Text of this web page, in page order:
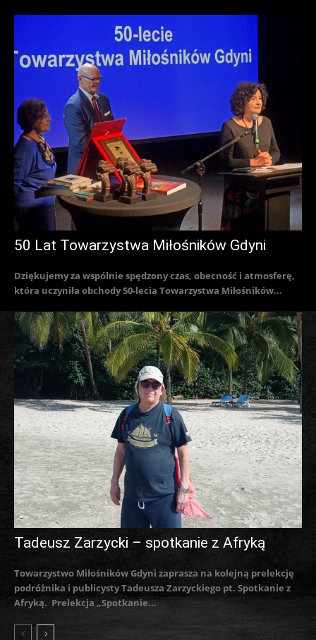
50 Lat Towarzystwa Miłośników Gdyni
Dziękujemy za wspólnie spędzony czas, obecność i atmosferę,
która uczyniła obchody 50-lecia Towarzystwa Miłośników...
Tadeusz Zarzycki – spotkanie z Afryką
Towarzystwo Miłośników Gdyni zaprasza na kolejną prelekcję
podróżnika i publicysty Tadeusza Zarzyckiego pt. Spotkanie z
Afryką. Prelekcja „Spotkanie...